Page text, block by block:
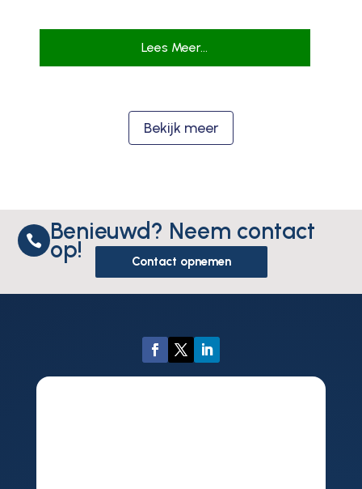
Lees Meer...
Bekijk meer
 Benieuwd? Neem contact
op! Contact opnemen